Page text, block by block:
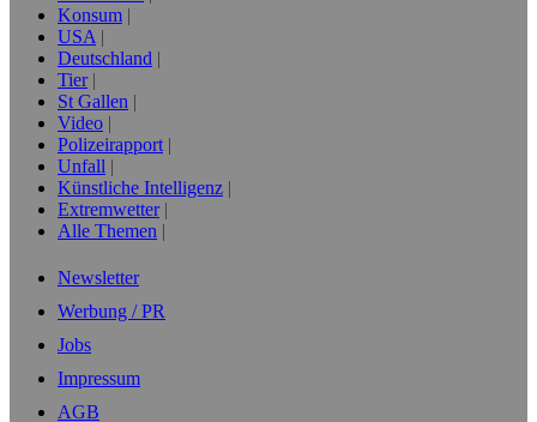
Konsum
USA
Deutschland
Tier
St Gallen
Video
Polizeirapport
Unfall
Künstliche Intelligenz
Extremwetter
Alle Themen
Newsletter
Werbung / PR
Jobs
Impressum
AGB